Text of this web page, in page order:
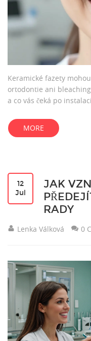
Keramické fazety
ortodontie ani
a co vás čeká po
MORE
12
Jul
JAK
RADY
Lenka Válková 0